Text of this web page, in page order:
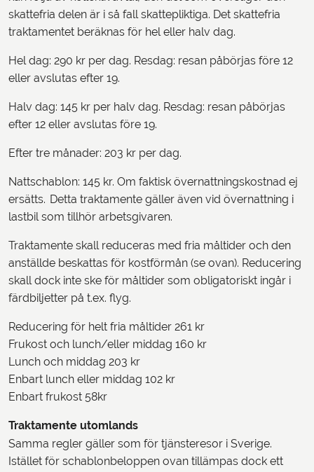
skattefria delen är i så fall skattepliktiga. Det skattefria
traktamentet beräknas för hel eller halv dag.
Hel dag: 290 kr per dag. Resdag: resan påbörjas före 12
eller avslutas efter 19.
Halv dag: 145 kr per halv dag. Resdag: resan påbörjas
efter 12 eller avslutas före 19.
Efter tre månader: 203 kr per dag.
Nattschablon: 145 kr. Om faktisk övernattningskostnad ej
ersätts. Detta traktamente gäller även vid övernattning i
lastbil som tillhör arbetsgivaren.
Traktamente skall reduceras med fria måltider och den
anställde beskattas för kostförmån (se ovan). Reducering
skall dock inte ske för måltider som obligatoriskt ingår i
färdbiljetter på t.ex. flyg.
Reducering för helt fria måltider 261 kr
Frukost och lunch/eller middag 160 kr
Lunch och middag 203 kr
Enbart lunch eller middag 102 kr
Enbart frukost 58kr
Traktamente utomlands
Samma regler gäller som för tjänsteresor i Sverige.
Istället för schablonbeloppen ovan tillämpas dock ett